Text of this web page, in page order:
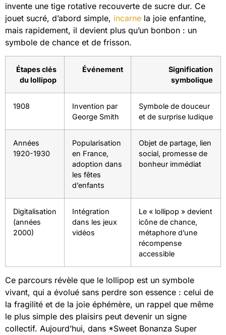
invente une tige rotative recouverte de sucre dur. Ce
jouet sucré, d’abord simple, incarne la joie enfantine,
mais rapidement, il devient plus qu’un bonbon : un
symbole de chance et de frisson.
Étapes clés
du lollipop
Événement
Signification
symbolique
1908
Invention par
George Smith
Symbole de douceur
et de surprise ludique
Années
1920-1930
Popularisation
en France,
adoption dans
les fêtes
d’enfants
Objet de partage, lien
social, promesse de
bonheur immédiat
Digitalisation
(années
2000)
Intégration
dans les jeux
vidéos
Le « lollipop » devient
icône de chance,
métaphore d’une
récompense
accessible
Ce parcours révèle que le lollipop est un symbole
vivant, qui a évolué sans perdre son essence : celui de
la fragilité et de la joie éphémère, un rappel que même
le plus simple des plaisirs peut devenir un signe
collectif. Aujourd’hui, dans *Sweet Bonanza Super